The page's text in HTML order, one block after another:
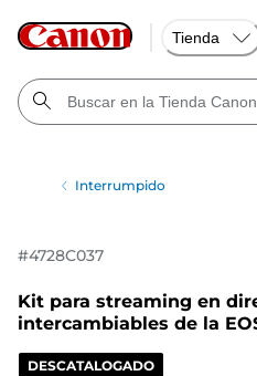
Tienda
Interrumpido
#4728C037
Kit para streaming en
intercambiables de la
DESCATALOGADO